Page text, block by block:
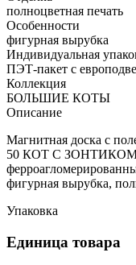
полноцветная печать
Особенности
фигурная вырубка
Индивидуальная
ПЭТ-пакет с
Коллекция
БОЛЬШИЕ КОТЫ
Описание
Магнитная доска c
50 КОТ С ЗОНТИКОМ (
фигурная вырубка,
Упаковка
Единица товара